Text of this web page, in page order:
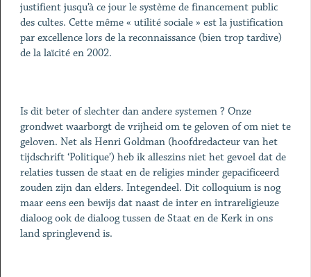
justifient jusqu’à ce jour le système de financement public
des cultes. Cette même « utilité sociale » est la justification
par excellence lors de la reconnaissance (bien trop tardive)
de la laïcité en 2002.
Is dit beter of slechter dan andere systemen ? Onze
grondwet waarborgt de vrijheid om te geloven of om niet te
geloven. Net als Henri Goldman (hoofdredacteur van het
tijdschrift ‘Politique’) heb ik alleszins niet het gevoel dat de
relaties tussen de staat en de religies minder gepacificeerd
zouden zijn dan elders. Integendeel. Dit colloquium is nog
maar eens een bewijs dat naast de inter en intrareligieuze
dialoog ook de dialoog tussen de Staat en de Kerk in ons
land springlevend is.